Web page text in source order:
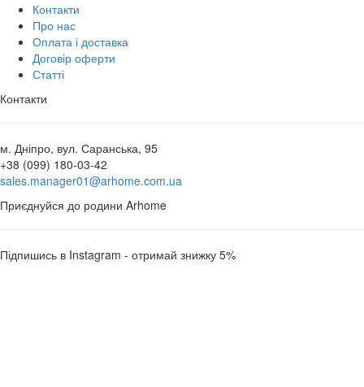
Контакти
Про нас
Оплата і доставка
Договір оферти
Статті
Контакти
м. Дніпро, вул. Саранська, 95
+38 (099) 180-03-42
sales.manager01@arhome.com.ua
Приєднуйся до родини Arhome
Підпишись в Instagram - отримай знижку 5%